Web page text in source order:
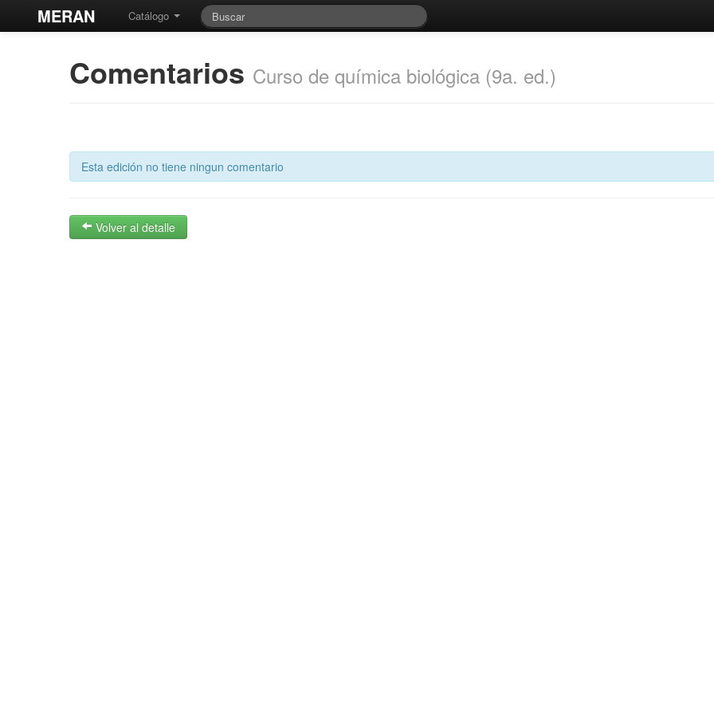
MERAN Catálogo
Comentarios Curso de química biológica (9a. ed.)
Esta edición no tiene ningun comentario
Volver al detalle